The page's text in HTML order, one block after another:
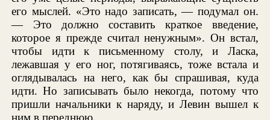
его мыслей. «Это надо записать, — подумал он.
— Это должно составить краткое введение,
которое я прежде считал ненужным». Он встал,
чтобы идти к письменному столу, и Ласка,
лежавшая у его ног, потягиваясь, тоже встала и
оглядывалась на него, как бы спрашивая, куда
идти. Но записывать было некогда, потому что
пришли начальники к наряду, и Левин вышел к
ним в переднюю.